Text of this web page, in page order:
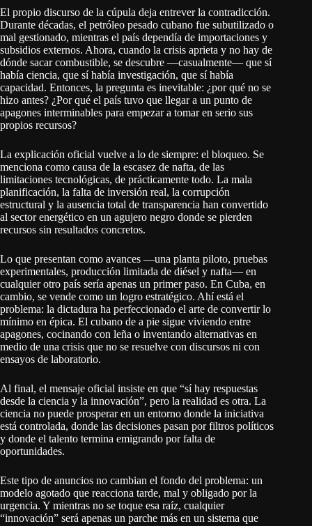
El propio discurso de la cúpula deja entrever la contradicción.
Durante décadas, el petróleo pesado cubano fue subutilizado o
mal gestionado, mientras el país dependía de importaciones y
subsidios externos. Ahora, cuando la crisis aprieta y no hay de
dónde sacar combustible, se descubre —casualmente— que sí
había ciencia, que sí había investigación, que sí había
capacidad. Entonces, la pregunta es inevitable: ¿por qué no se
hizo antes? ¿Por qué el país tuvo que llegar a un punto de
apagones interminables para empezar a tomar en serio sus
propios recursos?
La explicación oficial vuelve a lo de siempre: el bloqueo. Se
menciona como causa de la escasez de nafta, de las
limitaciones tecnológicas, de prácticamente todo. La mala
planificación, la falta de inversión real, la corrupción
estructural y la ausencia total de transparencia han convertido
al sector energético en un agujero negro donde se pierden
recursos sin resultados concretos.
Lo que presentan como avances —una planta piloto, pruebas
experimentales, producción limitada de diésel y nafta— en
cualquier otro país sería apenas un primer paso. En Cuba, en
cambio, se vende como un logro estratégico. Ahí está el
problema: la dictadura ha perfeccionado el arte de convertir lo
mínimo en épica. El cubano de a pie sigue viviendo entre
apagones, cocinando con leña o inventando alternativas en
medio de una crisis que no se resuelve con discursos ni con
ensayos de laboratorio.
Al final, el mensaje oficial insiste en que “sí hay respuestas
desde la ciencia y la innovación”, pero la realidad es otra. La
ciencia no puede prosperar en un entorno donde la iniciativa
está controlada, donde las decisiones pasan por filtros políticos
y donde el talento termina emigrando por falta de
oportunidades.
Este tipo de anuncios no cambian el fondo del problema: un
modelo agotado que reacciona tarde, mal y obligado por la
urgencia. Y mientras no se toque esa raíz, cualquier
“innovación” será apenas un parche más en un sistema que